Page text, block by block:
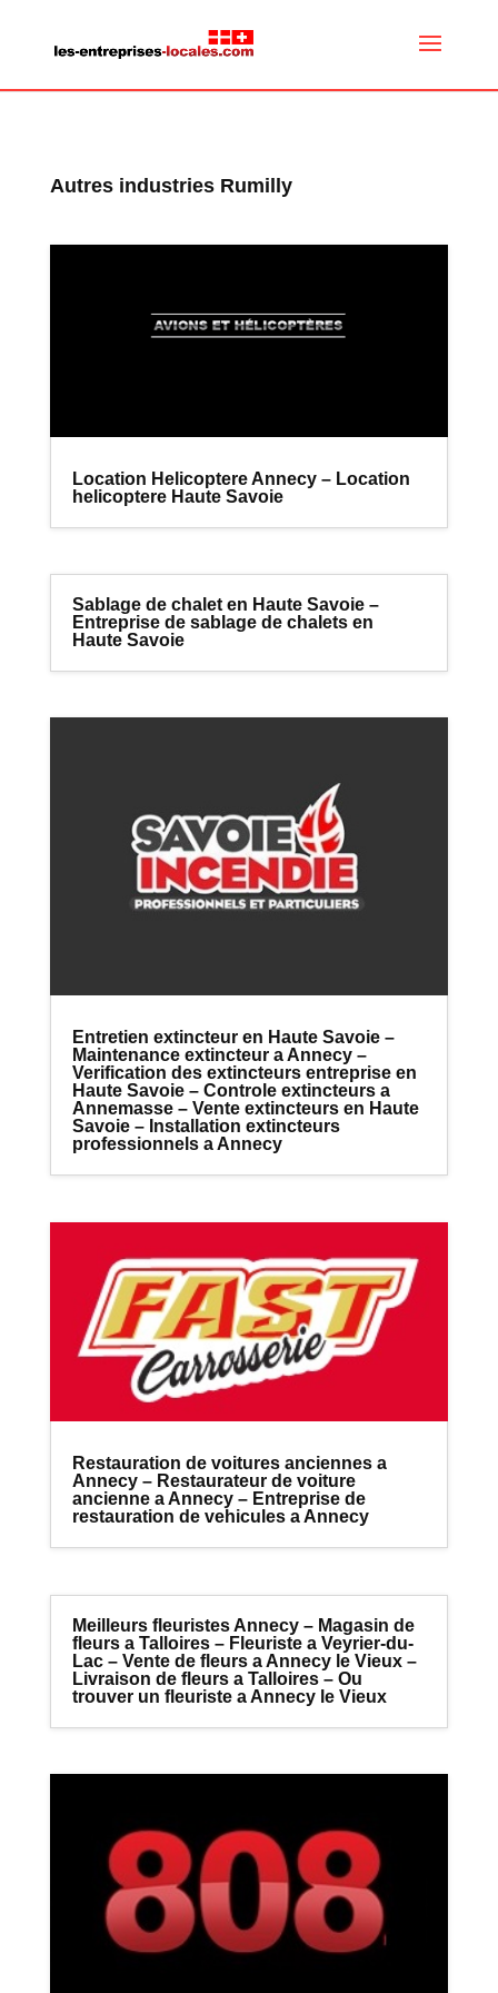
Autres industries Rumilly
Location Helicoptere Annecy – Location
helicoptere Haute Savoie
Sablage de chalet en Haute Savoie –
Entreprise de sablage de chalets en
Haute Savoie
Entretien extincteur en Haute Savoie –
Maintenance extincteur a Annecy –
Verification des extincteurs entreprise en
Haute Savoie – Controle extincteurs a
Annemasse – Vente extincteurs en Haute
Savoie – Installation extincteurs
professionnels a Annecy
Restauration de voitures anciennes a
Annecy – Restaurateur de voiture
ancienne a Annecy – Entreprise de
restauration de vehicules a Annecy
Meilleurs fleuristes Annecy – Magasin de
fleurs a Talloires – Fleuriste a Veyrier-du-
Lac – Vente de fleurs a Annecy le Vieux –
Livraison de fleurs a Talloires – Ou
trouver un fleuriste a Annecy le Vieux